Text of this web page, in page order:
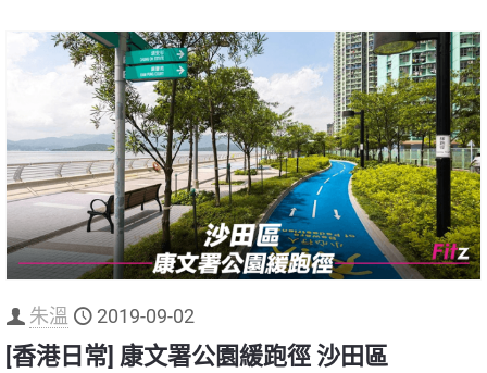
朱溫 2019-09-02
[香港日常] 康文署公園緩跑徑 沙田區